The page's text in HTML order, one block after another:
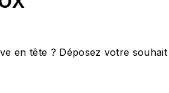
en tête ? Déposez votre souhait